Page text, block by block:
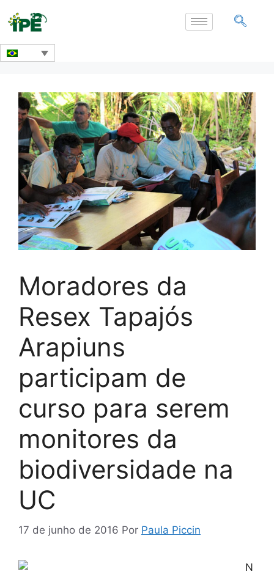
Moradores da
Resex Tapajós
Arapiuns
participam de
curso para serem
monitores da
biodiversidade na
UC
17 de junho de 2016 Por Paula Piccin
N